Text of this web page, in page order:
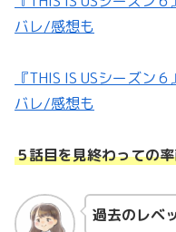
バレ/感想も
『THIS IS USシーズン
バレ/感想も
５話目を見終わっての
過去のレベ